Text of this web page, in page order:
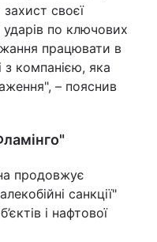
своєї
по ключових
працювати в
з компанією, яка
– пояснив
продовжує
санкції"
і нафтової